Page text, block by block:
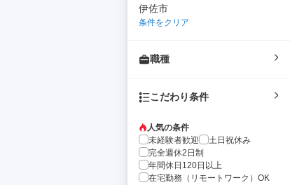
伊佐市
条件をクリア
職種
こだわり条件
人気の条件
未経験者歓迎
土日祝休み
完全週休2日制
年間休日120日以上
在宅勤務（リモートワーク）OK